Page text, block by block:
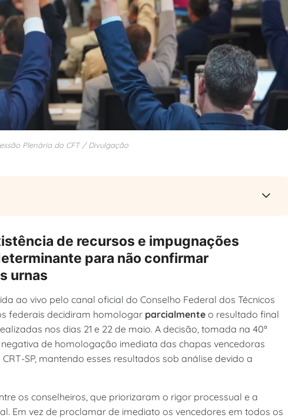
Plenária do CFT / Divulgação
de recursos e impugnações
para não confirmar
urnas
ao vivo pelo canal oficial do Conselho Federal dos Técnicos
federais decidiram homologar parcialmenteo resultado final
nos dias 21 e 22 de maio. A decisão, tomada na 40ª
de homologação imediata das chapas vencedoras
SP, mantendo esses resultados sob análise devido a
os conselheiros, que priorizaram o rigor processual e a
Em vez de proclamar de imediato os vencedores em todos os